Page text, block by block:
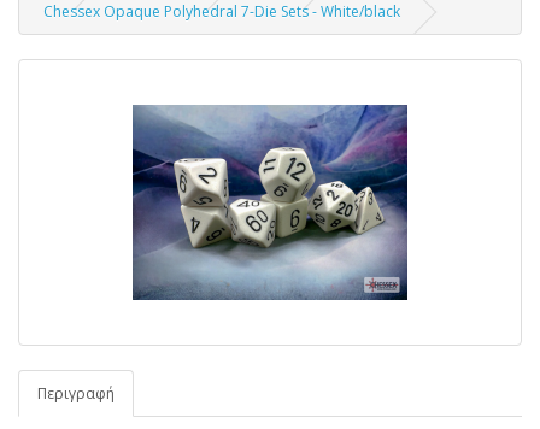
Chessex Opaque Polyhedral 7-Die Sets - White/black
Περιγραφή